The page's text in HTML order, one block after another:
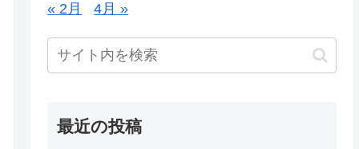
« 2月 4月 »
最近の投稿